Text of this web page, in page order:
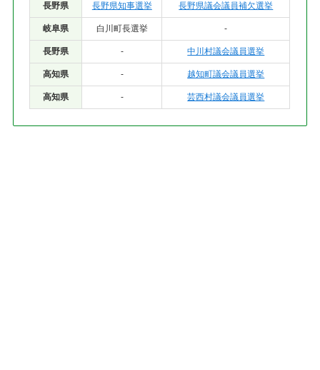
長野県 長野県知事選挙 長野県議会議員補欠選挙
岐阜県 白川町長選挙 -
長野県 - 中川村議会議員選挙
高知県 - 越知町議会議員選挙
高知県 - 芸西村議会議員選挙